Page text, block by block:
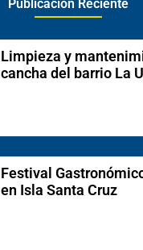
Publicación Reciente
Limpieza y
cancha del barrio La
Festival
en Isla Santa Cruz